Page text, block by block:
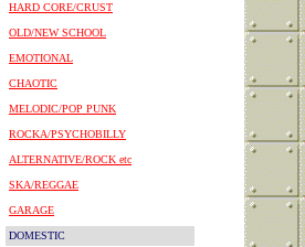
HARD CORE/CRUST
OLD/NEW SCHOOL
EMOTIONAL
CHAOTIC
MELODIC/POP PUNK
ROCKA/PSYCHOBILLY
ALTERNATIVE/ROCK etc
SKA/REGGAE
GARAGE
DOMESTIC